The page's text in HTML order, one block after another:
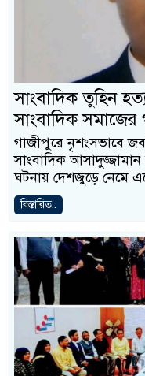
সাংবাদিক তুহিন
সাংবাদিক
গাজীপুরে নৃশংসভাবে
সাংবাদিক
ঘটনায় দেশজুড়ে নেমে
বিস্তারিত..